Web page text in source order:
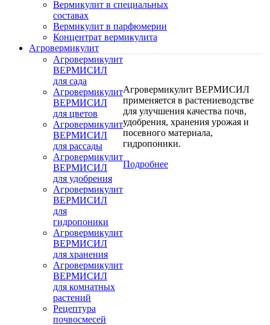
Вермикулит в специальных
составах
Вермикулит в парфюмерии
Концентрат вермикулита
Агровермикулит
Агровермикулит
ВЕРМИСИЛ
для сада
Агровермикулит
ВЕРМИСИЛ
для цветов
Агровермикулит
ВЕРМИСИЛ
для рассады
Агровермикулит
ВЕРМИСИЛ
для удобрения
Агровермикулит
ВЕРМИСИЛ
для
гидропоники
Агровермикулит
ВЕРМИСИЛ
для хранения
Агровермикулит
ВЕРМИСИЛ
для комнатных
растений
Рецептура
почвосмесей
Агровермикулит ВЕРМИСИЛ
применяется в растениеводстве
для улучшения качества почв,
удобрения, хранения урожая и
посевного материала,
гидропоники.
Подробнее